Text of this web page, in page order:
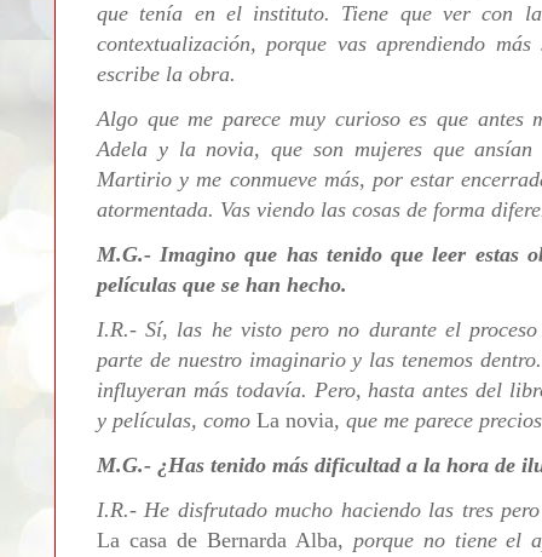
que tenía en el instituto. Tiene que ver con
contextualización, porque vas aprendiendo
escribe la obra.
Algo que me parece muy curioso es que antes
Adela y la novia, que son mujeres que
Martirio y me conmueve más, por estar
atormentada. Vas viendo las cosas de forma
M.G.- Imagino que has tenido que leer estas
películas que se han hecho.
I.R.- Sí, las he visto pero no durante el
parte de nuestro imaginario y las tenemos
influyeran más todavía. Pero, hasta antes del
y películas, como La novia, que me parece
M.G.- ¿Has tenido más dificultad a la hora de
I.R.- He disfrutado mucho haciendo las tres
La casa de Bernarda Alba, porque no tiene el